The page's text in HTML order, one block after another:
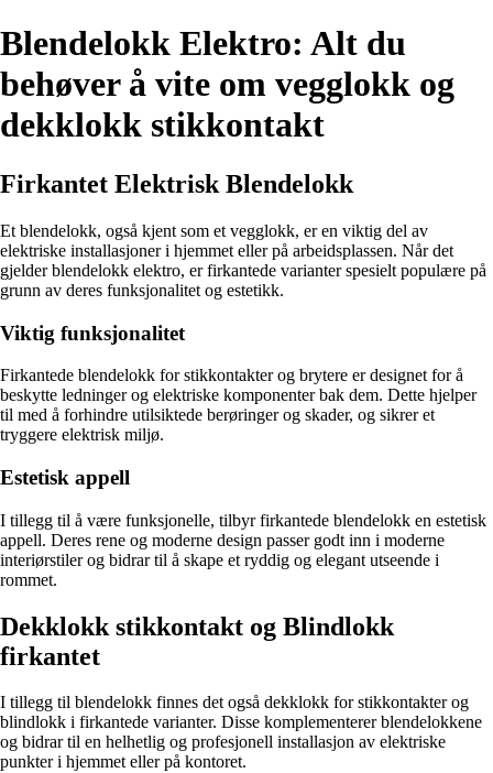
Blendelokk Elektro: Alt du
behøver å vite om vegglokk og
dekklokk stikkontakt
Firkantet Elektrisk Blendelokk
Et blendelokk, også kjent som et vegglokk, er en viktig del av
elektriske installasjoner i hjemmet eller på arbeidsplassen. Når det
gjelder blendelokk elektro, er firkantede varianter spesielt populære på
grunn av deres funksjonalitet og estetikk.
Viktig funksjonalitet
Firkantede blendelokk for stikkontakter og brytere er designet for å
beskytte ledninger og elektriske komponenter bak dem. Dette hjelper
til med å forhindre utilsiktede berøringer og skader, og sikrer et
tryggere elektrisk miljø.
Estetisk appell
I tillegg til å være funksjonelle, tilbyr firkantede blendelokk en estetisk
appell. Deres rene og moderne design passer godt inn i moderne
interiørstiler og bidrar til å skape et ryddig og elegant utseende i
rommet.
Dekklokk stikkontakt og Blindlokk
firkantet
I tillegg til blendelokk finnes det også dekklokk for stikkontakter og
blindlokk i firkantede varianter. Disse komplementerer blendelokkene
og bidrar til en helhetlig og profesjonell installasjon av elektriske
punkter i hjemmet eller på kontoret.